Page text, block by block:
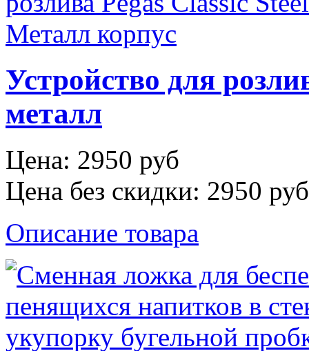
Устройство для
металл
Цена: 2950 руб
Цена без скидки: 2950 руб
Описание товара